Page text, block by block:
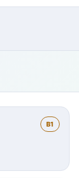
B1